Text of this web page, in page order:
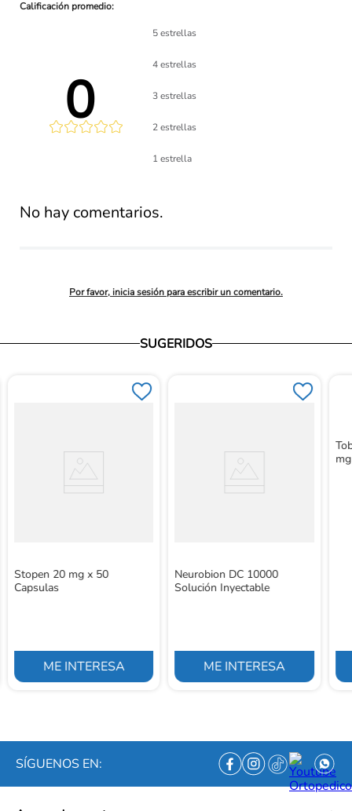
0
5 estrellas
4 estrellas
3 estrellas
2 estrellas
1 estrella
Por favor, inicia sesión para escribir un comentario.
No hay comentarios.
SUGERIDOS
Stopen 20 mg x 50
Capsulas
ME INTERESA
Neurobion DC 10000
Solución Inyectable
ME INTERESA
SÍGUENOS EN: